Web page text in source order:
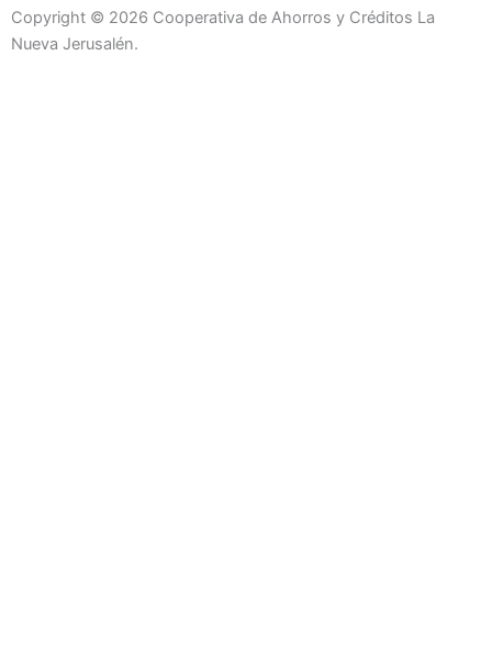
Copyright © 2026 Cooperativa de Ahorros y Créditos La
Nueva Jerusalén.